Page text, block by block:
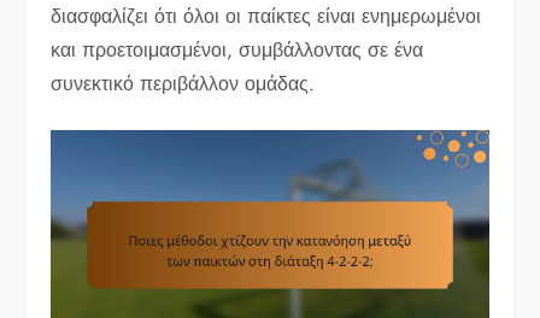
διασφαλίζει ότι όλοι οι παίκτες είναι ενημερωμένοι
και προετοιμασμένοι, συμβάλλοντας σε ένα
συνεκτικό περιβάλλον ομάδας.